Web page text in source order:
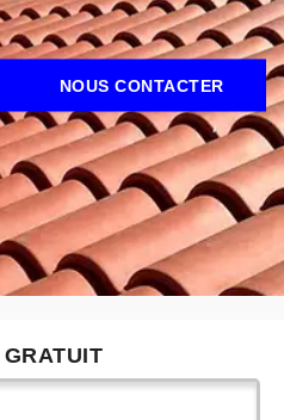
NOUS CONTACTER